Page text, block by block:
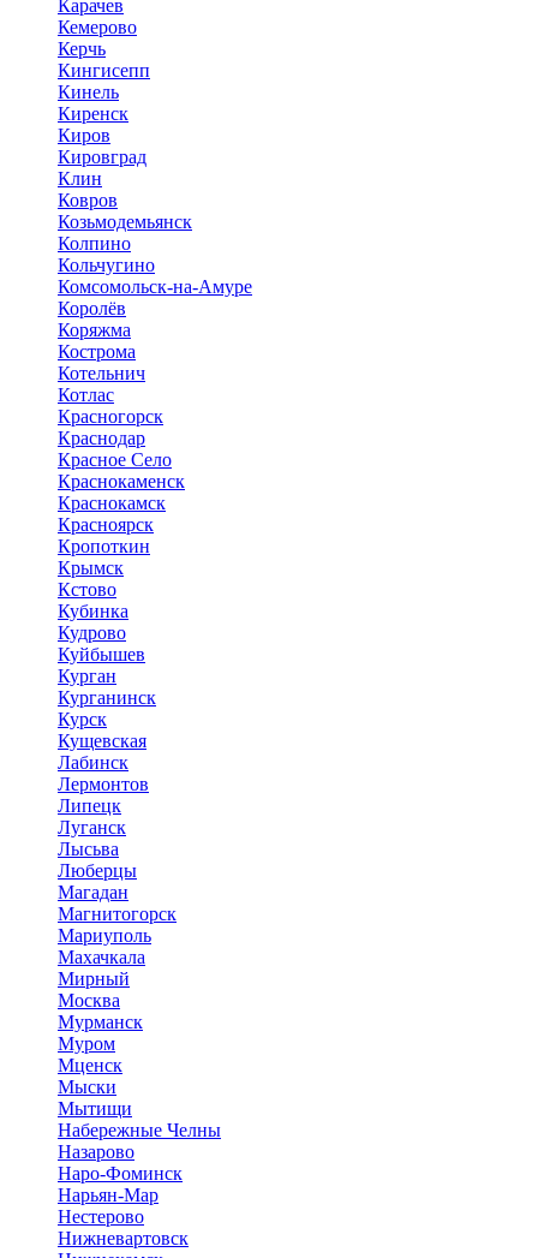
Карачев
Кемерово
Керчь
Кингисепп
Кинель
Киренск
Киров
Кировград
Клин
Ковров
Козьмодемьянск
Колпино
Кольчугино
Комсомольск-на-Амуре
Королёв
Коряжма
Кострома
Котельнич
Котлас
Красногорск
Краснодар
Красное Село
Краснокаменск
Краснокамск
Красноярск
Кропоткин
Крымск
Кстово
Кубинка
Кудрово
Куйбышев
Курган
Курганинск
Курск
Кущевская
Лабинск
Лермонтов
Липецк
Луганск
Лысьва
Люберцы
Магадан
Магнитогорск
Мариуполь
Махачкала
Мирный
Москва
Мурманск
Муром
Мценск
Мыски
Мытищи
Набережные Челны
Назарово
Наро-Фоминск
Нарьян-Мар
Нестерово
Нижневартовск